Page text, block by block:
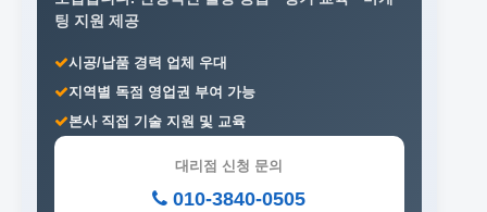
팅 지원 제공
시공/납품 경력 업체 우대
지역별 독점 영업권 부여 가능
본사 직접 기술 지원 및 교육
대리점 신청 문의
010-3840-0505